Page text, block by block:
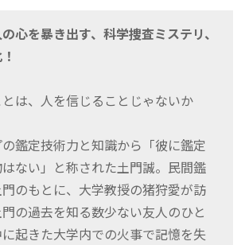
心を暴き出す、科学捜査ミステリ、
は、人を信じることじゃないか
鑑定技術力と知識から「彼に鑑定
ない」と称された土門誠。民間鑑
のもとに、大学教授の猪狩愛が訪
の過去を知る数少ない友人のひと
起きた大学内での火事で記憶を失